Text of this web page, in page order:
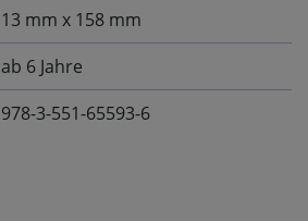
13 mm x 158 mm
ab 6 Jahre
978-3-551-65593-6